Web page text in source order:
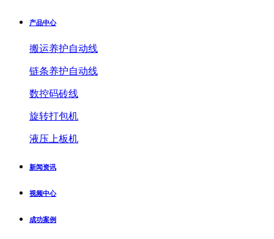
产品中心
搬运养护自动线
链条养护自动线
数控码砖线
旋转打包机
液压上板机
新闻资讯
视频中心
成功案例